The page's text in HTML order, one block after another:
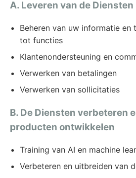
A. Leveren van de Diensten
Beheren van uw informatie en
tot functies
Klantenondersteuning en
Verwerken van betalingen
Verwerken van sollicitaties
B. De Diensten verbeteren
producten ontwikkelen
Training van AI en machine
Verbeteren en uitbreiden van